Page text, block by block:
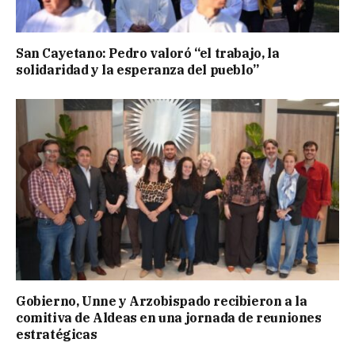
San Cayetano: Pedro valoró “el trabajo, la
solidaridad y la esperanza del pueblo”
Gobierno, Unne y Arzobispado recibieron a la
comitiva de Aldeas en una jornada de reuniones
estratégicas